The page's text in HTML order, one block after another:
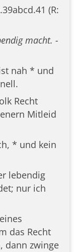
(R:
macht. -
nah * und
Recht
Mitleid
* und kein
lebendig
nur ich
das Recht
dann zwinge